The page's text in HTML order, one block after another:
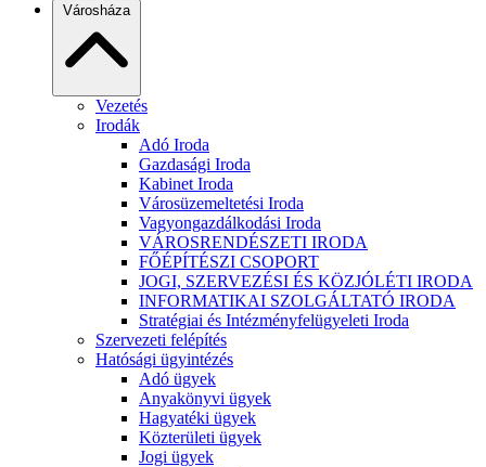
Városháza
Vezetés
Irodák
Adó Iroda
Gazdasági Iroda
Kabinet Iroda
Városüzemeltetési Iroda
Vagyongazdálkodási Iroda
VÁROSRENDÉSZETI IRODA
FŐÉPÍTÉSZI CSOPORT
JOGI, SZERVEZÉSI ÉS KÖZJÓLÉTI IRODA
INFORMATIKAI SZOLGÁLTATÓ IRODA
Stratégiai és Intézményfelügyeleti Iroda
Szervezeti felépítés
Hatósági ügyintézés
Adó ügyek
Anyakönyvi ügyek
Hagyatéki ügyek
Közterületi ügyek
Jogi ügyek